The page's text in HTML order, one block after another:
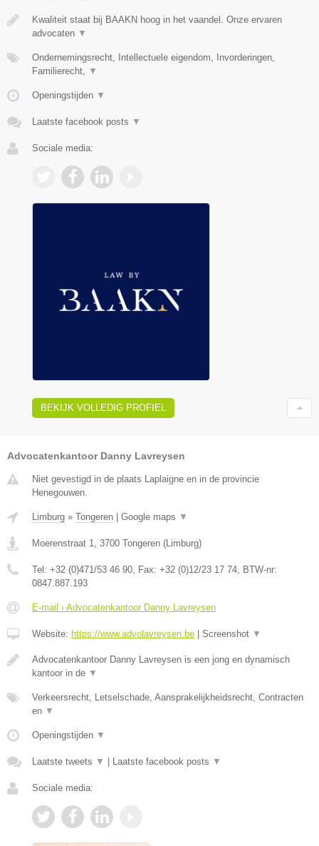
Kwaliteit staat bij BAAKN hoog in het vaandel. Onze ervaren
advocaten ▼
Ondernemingsrecht, Intellectuele eigendom, Invorderingen,
Familierecht,
▼
Openingstijden ▼
Laatste facebook posts ▼
Sociale media:
BEKIJK VOLLEDIG PROFIEL
Advocatenkantoor Danny Lavreysen
Niet gevestigd in de plaats Laplaigne en in de provincie
Henegouwen.
Limburg » Tongeren Google maps ▼
Moerenstraat 1 3700 Tongeren ( Limburg)
Tel: +32 (0)471/53 46 90 , Fax: +32 (0)12/23 17 74 , BTW-nr:
0847.887.193
E-mail › Advocatenkantoor Danny Lavreysen
Website: https://www.advolavreysen.be Screenshot ▼
Advocatenkantoor Danny Lavreysen is een jong en dynamisch
kantoor in de ▼
Verkeersrecht, Letselschade, Aansprakelijkheidsrecht, Contracten
en ▼
Openingstijden ▼
Laatste tweets ▼ Laatste facebook posts ▼
Sociale media: